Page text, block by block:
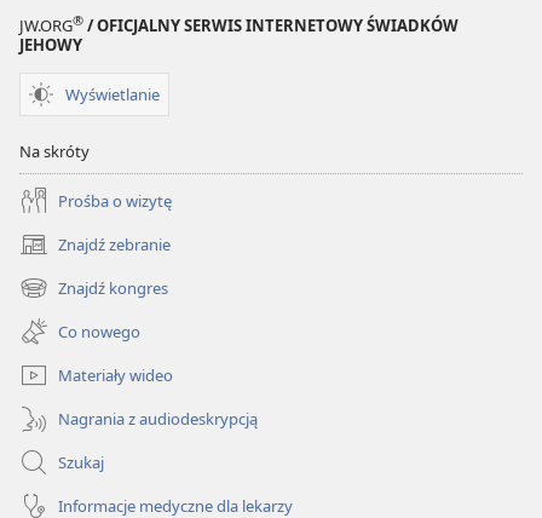
Jehowy —
JW.ORG® / OFICJALNY SERWIS INTERNETOWY ŚWIADKÓW
JEHOWY
Wyświetlanie
Na skróty
Prośba o wizytę
Znajdź zebranie
(opens
new
window)
Znajdź kongres
(opens
new
window)
Co nowego
Materiały wideo
Nagrania z audiodeskrypcją
Szukaj
Informacje medyczne dla lekarzy